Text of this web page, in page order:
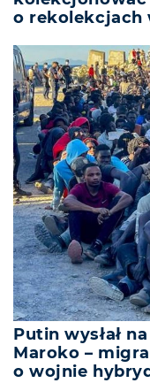
o rekolekcjach
Putin wysłał
Maroko –
o wojnie